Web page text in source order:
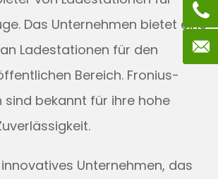
Das Unternehmen bietet eine
Ladestationen für den
Bereich. Fronius-
sind bekannt für ihre hohe
Unternehmen, das